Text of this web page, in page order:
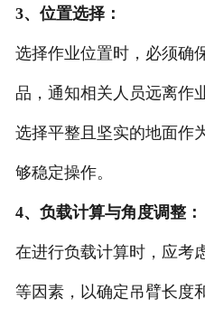
3、位置选择：
选择作业位置时，必须确
品，通知相关人员远离作
选择平整且坚实的地面作
够稳定操作。
4、负载计算与角度调整：
在进行负载计算时，应考
等因素，以确定吊臂长度